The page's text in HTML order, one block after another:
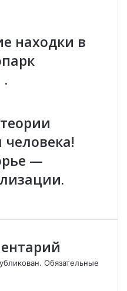
Т
ш
р
а
к
а
р
а
находки в
—
Обязательные